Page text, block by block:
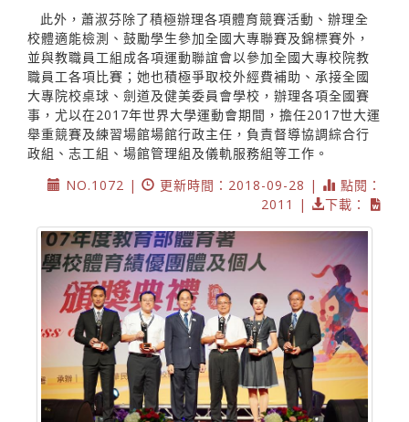
此外，蕭淑芬除了積極辦理各項體育競賽活動、辦理全
校體適能檢測、鼓勵學生參加全國大專聯賽及錦標賽外，
並與教職員工組成各項運動聯誼會以參加全國大專校院教
職員工各項比賽；她也積極爭取校外經費補助、承接全國
大專院校桌球、劍道及健美委員會學校，辦理各項全國賽
事，尤以在2017年世界大學運動會期間，擔任2017世大運
舉重競賽及練習場館場館行政主任，負責督導協調綜合行
政組、志工組、場館管理組及儀軌服務組等工作。
NO.1072 |
更新時間：2018-09-28 |
點閱：
2011 |
下載：